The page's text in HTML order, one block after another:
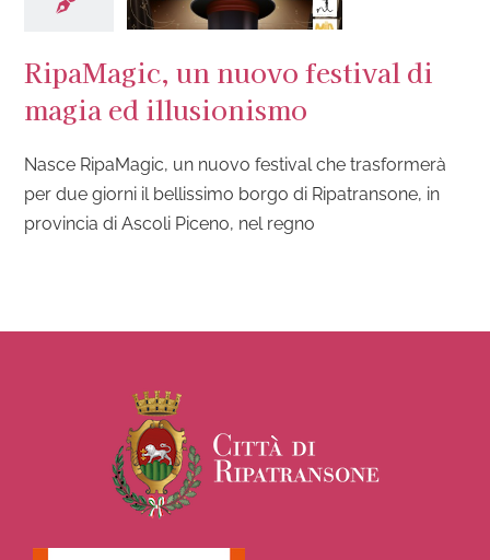
RipaMagic, un nuovo festival di
magia ed illusionismo
Nasce RipaMagic, un nuovo festival che trasformerà
per due giorni il bellissimo borgo di Ripatransone, in
provincia di Ascoli Piceno, nel regno